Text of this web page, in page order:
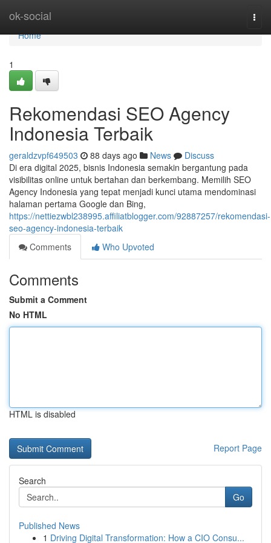
ok-social
Home
Home
1
Rekomendasi SEO Agency
Indonesia Terbaik
geraldzvpf649503 88 days ago News
Discuss
Di era digital 2025, bisnis Indonesia semakin bergantung pada
visibilitas online untuk bertahan dan berkembang. Memilih SEO
Agency Indonesia yang tepat menjadi kunci utama mendominasi
halaman pertama Google dan Bing,
https://nettiezwbl238995.affiliatblogger.com/92887257/rekomendasi-
seo-agency-indonesia-terbaik
Comments
Who Upvoted
Comments
Submit a Comment
No HTML
HTML is disabled
Report Page
Search
Go
Published News
1 Driving Digital Transformation: How a CIO Consu...